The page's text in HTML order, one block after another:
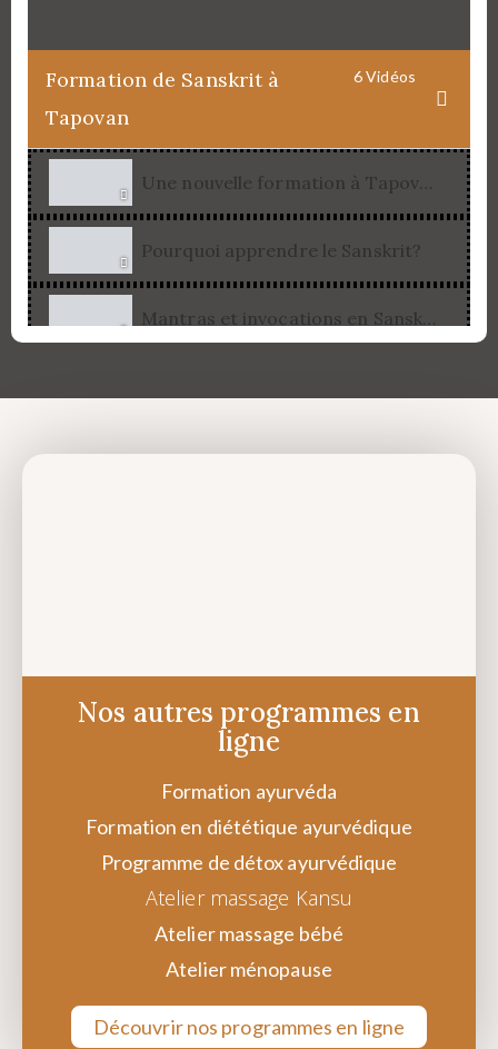
Formation de Sanskrit à
Tapovan
6 Vidéos
Une nouvelle formation à Tapovan
Pourquoi apprendre le Sanskrit?
Mantras et invocations en Sanskrit
La méthode Sampada
Nos autres programmes en
ligne
Formation ayurvéda
Formation en diététique ayurvédique
Programme de détox ayurvédique
Atelier massage Kansu
Atelier massage bébé
Atelier ménopause
Découvrir nos programmes en ligne